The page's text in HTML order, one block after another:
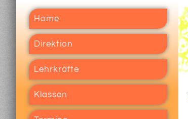
Home
Direktion
Lehrkräfte
Klassen